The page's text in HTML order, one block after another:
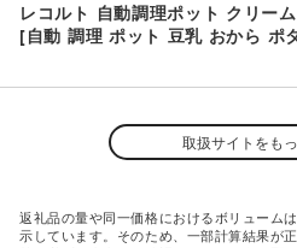
レコルト 自動調理ポット クリー
[自動 調理 ポット 豆乳 おから ポ
取扱サイトをも
返礼品の量や同一価格におけるボリューム
示しています。そのため、一部計算結果が